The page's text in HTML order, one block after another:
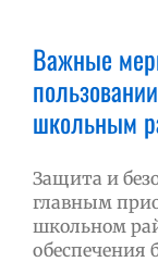
Важные
школьным
Защита и
главным
школьном
обеспечения